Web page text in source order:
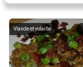
Viande et volaille